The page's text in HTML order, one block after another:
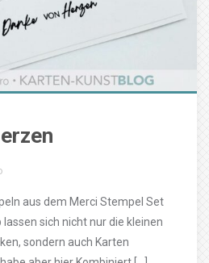
aus dem Merci Stempel Set
sich nicht nur die kleinen
sondern auch Karten